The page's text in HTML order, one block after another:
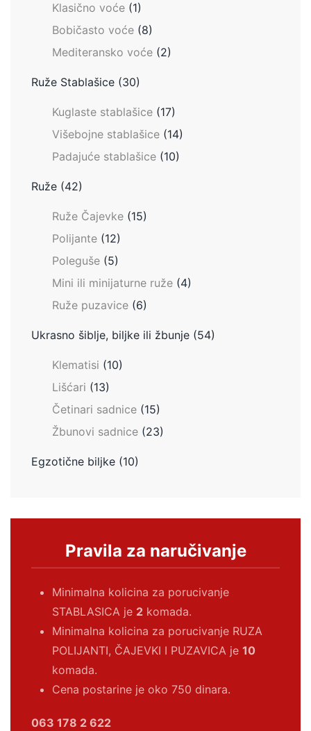
Klasično voće (1)
Bobičasto voće (8)
Mediteransko voće (2)
Ruže Stablašice (30)
Kuglaste stablašice (17)
Višebojne stablašice (14)
Padajuće stablašice (10)
Ruže (42)
Ruže Čajevke (15)
Polijante (12)
Poleguše (5)
Mini ili minijaturne ruže (4)
Ruže puzavice (6)
Ukrasno šiblje, biljke ili žbunje (54)
Klematisi (10)
Lišćari (13)
Četinari sadnice (15)
Žbunovi sadnice (23)
Egzotične biljke (10)
Pravila za naručivanje
Minimalna kolicina za porucivanje
STABLASICA je 2 komada.
Minimalna kolicina za porucivanje RUZA
POLIJANTI, ČAJEVKI I PUZAVICA je 10
komada.
Cena postarine je oko 750 dinara.
063 178 2 622